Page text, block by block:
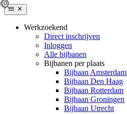
Werkzoekend
Direct inschrijven
Inloggen
Alle bijbanen
Bijbanen per plaats
Bijbaan Amsterdam
Bijbaan Den Haag
Bijbaan Rotterdam
Bijbaan Groningen
Bijbaan Utrecht